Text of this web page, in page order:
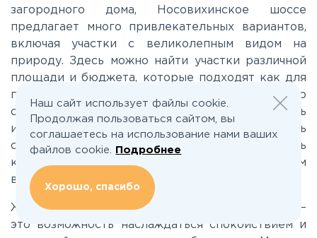
Носовихинское
Пятницкое
Рублево-Успенское
загородного дома, Носовихинское шоссе
предлагает много привлекательных вариантов,
включая участки с великолепным видом на
природу. Здесь можно найти участки различной
площади и бюджета, которые подходят как для
постоянного проживания, так и для сезонного
отдыха. Наша компания поможет вам выбрать
идеальный участок, чтобы вы могли реализовать
свои мечты о загородной жизни и создать
комфортное пространство для семьи, в котором
вам будет приятно проводить время.
Жизнь за городом на Носовихинском шоссе —
это возможность наслаждаться спокойствием и
Наш сайт использует файлы cookie.
Продолжая пользоваться сайтом, вы
соглашаетесь на использование нами ваших
файлов cookie.
Подробнее
Хорошо, спасибо